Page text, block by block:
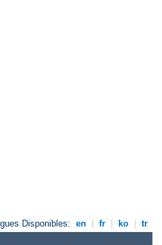
Disponibles: en fr ko tr